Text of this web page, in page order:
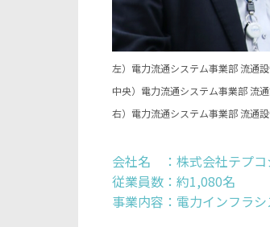
左）電力流通システム事業部 流通
中央）電力流通システム事業部 流
右）電力流通システム事業部 流通
会社名 ：株式会社テプコ
従業員数：約1,080名
事業内容：電力インフラ